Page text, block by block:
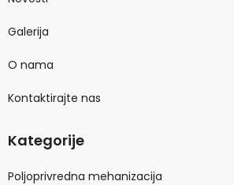
Galerija
O nama
Kontaktirajte nas
Kategorije
Poljoprivredna mehanizacija